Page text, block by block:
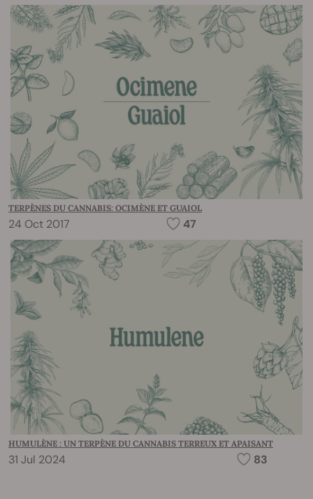
TERPÈNES DU CANNABIS: OCIMÈNE ET GUAIOL
24 Oct 2017 47
HUMULÈNE : UN TERPÈNE DU CANNABIS TERREUX ET APAISANT
31 Jul 2024 83